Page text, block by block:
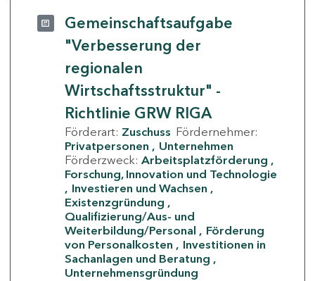
Gemeinschaftsaufgabe
"Verbesserung der
regionalen
Wirtschaftsstruktur" -
Richtlinie GRW RIGA
Förderart: Zuschuss Fördernehmer:
Privatpersonen
Unternehmen
Förderzweck: Arbeitsplatzförderung
Forschung, Innovation und Technologie
Investieren und Wachsen
Existenzgründung
Qualifizierung/Aus- und
Weiterbildung/Personal
Förderung
von Personalkosten
Investitionen in
Sachanlagen und Beratung
Unternehmensgründung